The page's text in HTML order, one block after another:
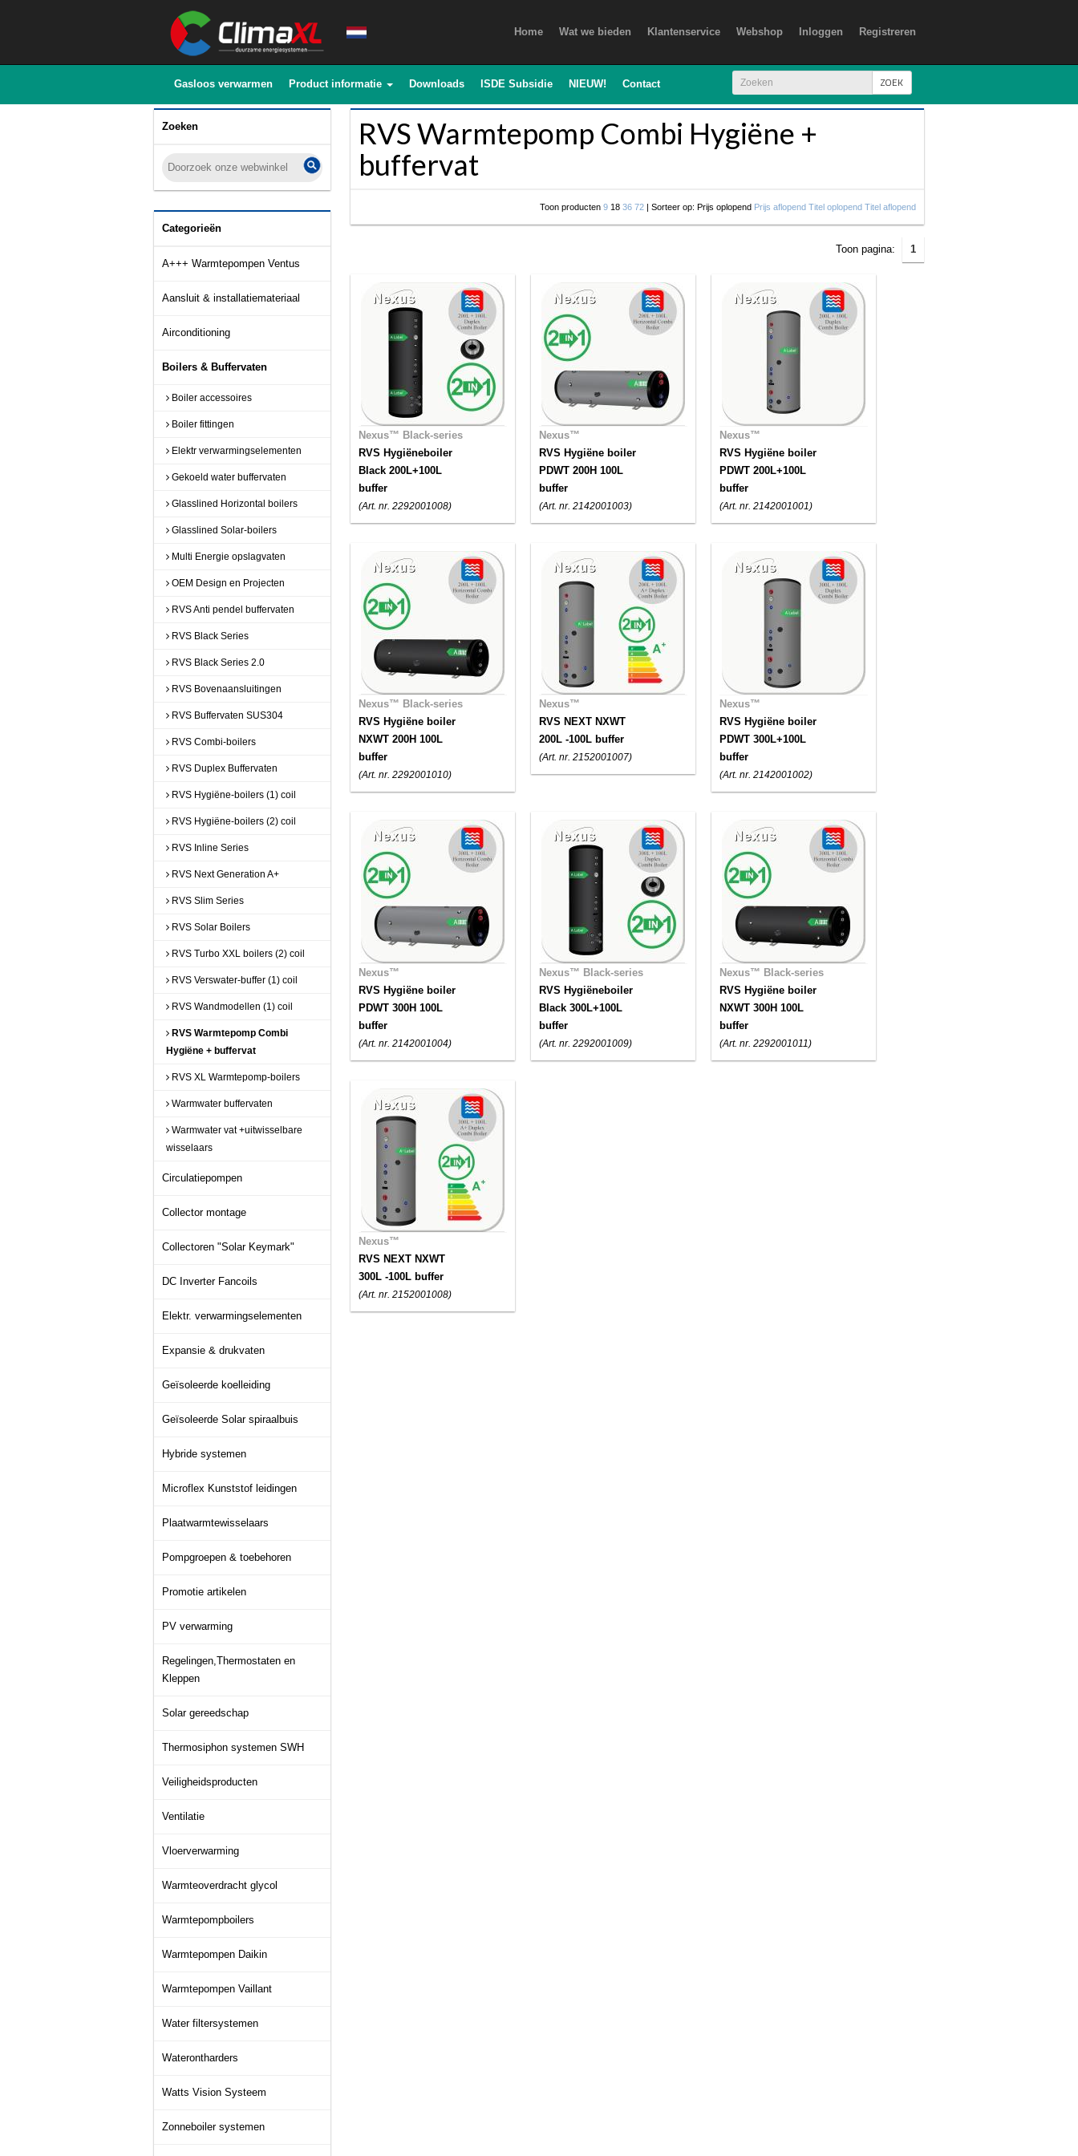
Home Wat we bieden Klantenservice Webshop Inloggen Registreren
Gasloos verwarmen Product informatie Downloads ISDE Subsidie NIEUW! Contact ZOEK
Zoeken
Categorieën
A+++ Warmtepompen Ventus
Aansluit & installatiemateriaal
Airconditioning
Boilers & Buffervaten
Boiler accessoires
Boiler fittingen
Elektr verwarmingselementen
Gekoeld water buffervaten
Glasslined Horizontal boilers
Glasslined Solar-boilers
Multi Energie opslagvaten
OEM Design en Projecten
RVS Anti pendel buffervaten
RVS Black Series
RVS Black Series 2.0
RVS Bovenaansluitingen
RVS Buffervaten SUS304
RVS Combi-boilers
RVS Duplex Buffervaten
RVS Hygiëne-boilers (1) coil
RVS Hygiëne-boilers (2) coil
RVS Inline Series
RVS Next Generation A+
RVS Slim Series
RVS Solar Boilers
RVS Turbo XXL boilers (2) coil
RVS Verswater-buffer (1) coil
RVS Wandmodellen (1) coil
RVS Warmtepomp Combi
Hygiëne + buffervat
RVS XL Warmtepomp-boilers
Warmwater buffervaten
Warmwater vat +uitwisselbare
wisselaars
Circulatiepompen
Collector montage
Collectoren "Solar Keymark"
DC Inverter Fancoils
Elektr. verwarmingselementen
Expansie & drukvaten
Geïsoleerde koelleiding
Geïsoleerde Solar spiraalbuis
Hybride systemen
Microflex Kunststof leidingen
Plaatwarmtewisselaars
Pompgroepen & toebehoren
Promotie artikelen
PV verwarming
Regelingen,Thermostaten en
Kleppen
Solar gereedschap
Thermosiphon systemen SWH
Veiligheidsproducten
Ventilatie
Vloerverwarming
Warmteoverdracht glycol
Warmtepompboilers
Warmtepompen Daikin
Warmtepompen Vaillant
Water filtersystemen
Waterontharders
Watts Vision Systeem
Zonneboiler systemen
RVS Warmtepomp Combi Hygiëne +
buffervat
Toon producten 9 18 36 72 | Sorteer op: Prijs oplopend Prijs aflopend Titel oplopend Titel aflopend
Toon pagina: 1
Nexus™ Black-series
RVS Hygiëneboiler
Black 200L+100L
buffer
(Art. nr. 2292001008)
Nexus™
RVS Hygiëne boiler
PDWT 200H 100L
buffer
(Art. nr. 2142001003)
Nexus™
RVS Hygiëne boiler
PDWT 200L+100L
buffer
(Art. nr. 2142001001)
Nexus™ Black-series
RVS Hygiëne boiler
NXWT 200H 100L
buffer
(Art. nr. 2292001010)
Nexus™
RVS NEXT NXWT
200L -100L buffer
(Art. nr. 2152001007)
Nexus™
RVS Hygiëne boiler
PDWT 300L+100L
buffer
(Art. nr. 2142001002)
Nexus™
RVS Hygiëne boiler
PDWT 300H 100L
buffer
(Art. nr. 2142001004)
Nexus™ Black-series
RVS Hygiëneboiler
Black 300L+100L
buffer
(Art. nr. 2292001009)
Nexus™ Black-series
RVS Hygiëne boiler
NXWT 300H 100L
buffer
(Art. nr. 2292001011)
Nexus™
RVS NEXT NXWT
300L -100L buffer
(Art. nr. 2152001008)